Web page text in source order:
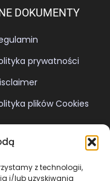
z technologii,
i/lub uzyskiwania
DOKUMENTY
prywatności
plików Cookies